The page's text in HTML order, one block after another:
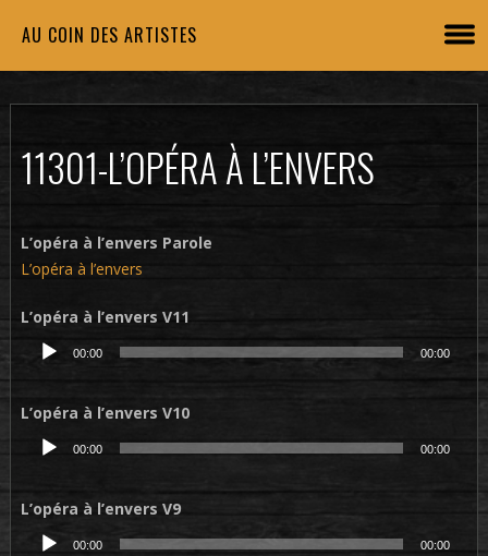
AU COIN DES ARTISTES
11301-L’OPÉRA À L’ENVERS
L’opéra à l’envers Parole
L’opéra à l’envers
L’opéra à l’envers V11
Lecteur
00:00 00:00
L’opéra à l’envers V10
Lecteur
00:00 00:00
L’opéra à l’envers V9
Lecteur
00:00 00:00